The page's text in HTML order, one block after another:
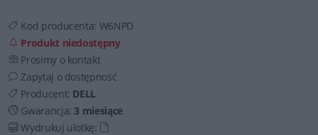
Kod producenta: W6NPD
Produkt niedostępny
Prosimy o kontakt
Zapytaj o dostępność
Producent: DELL
Gwarancja:3 miesiące
Wydrukuj ulotkę: